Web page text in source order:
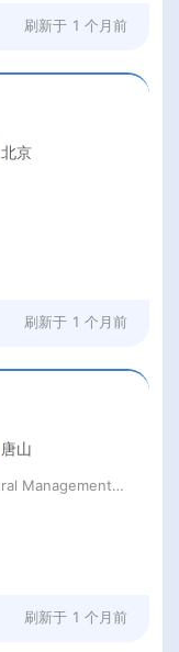
刷新于 1 个月前
北京
刷新于 1 个月前
唐山
Xianyang Qindu District Qilutong Cultural Management Consulting Studio
刷新于 1 个月前